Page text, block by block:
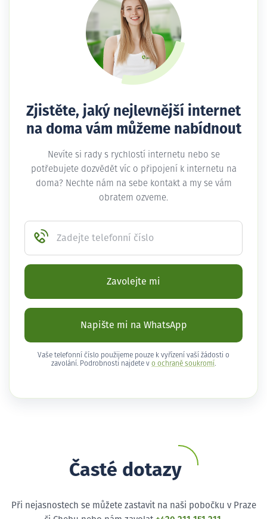
Zjistěte, jaký nejlevnější internet
na doma vám můžeme nabídnout
Nevíte si rady s rychlostí internetu nebo se
potřebujete dozvědět víc o připojení k internetu na
doma? Nechte nám na sebe kontakt a my se vám
obratem ozveme.
Zadejte telefonní číslo
Zavolejte mi
Napište mi na WhatsApp
Vaše telefonní číslo použijeme pouze k vyřízení vaší žádosti o
zavolání. Podrobnosti najdete v o ochraně soukromí .
Časté dotazy
Při nejasnostech se můžete zastavit na naši pobočku v Praze